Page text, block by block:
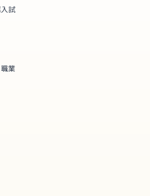
試
業